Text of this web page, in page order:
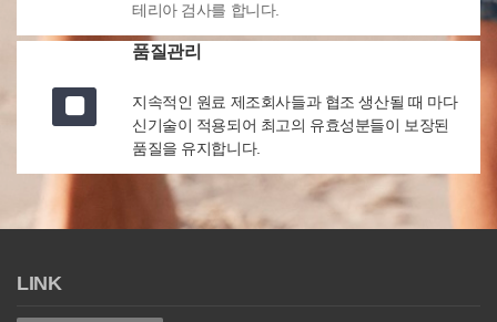
테리아 검사를 합니다.
품질관리
지속적인 원료 제조회사들과 협조 생산될 때 마다
신기술이 적용되어 최고의 유효성분들이 보장된
품질을 유지합니다.
LINK